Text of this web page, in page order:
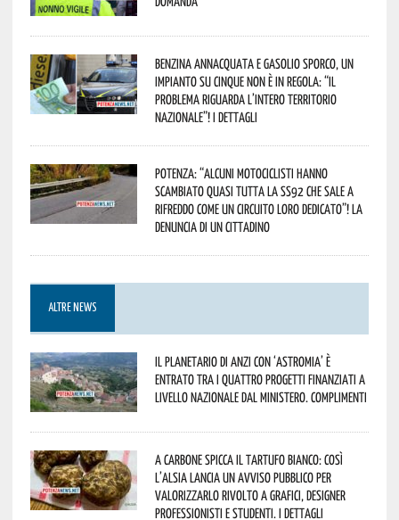
Benzina annacquata e gasolio sporco, un
impianto su cinque non è in regola: “il
problema riguarda l’intero territorio
Nazionale”! I dettagli
Potenza: “alcuni motociclisti hanno
scambiato quasi tutta la SS92 che sale a
Rifreddo come un circuito loro dedicato”! La
denuncia di un cittadino
ALTRE NEWS
Il Planetario di Anzi con ‘Astromia’ è
entrato tra i quattro progetti finanziati a
livello nazionale dal Ministero. Complimenti
A Carbone spicca il tartufo bianco: così
l’Alsia lancia un avviso pubblico per
valorizzarlo rivolto a grafici, designer
professionisti e studenti. I dettagli